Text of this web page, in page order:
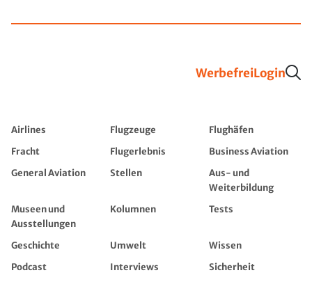
WerbefreiLogin
Airlines Flugzeuge
Flughäfen
Fracht
Flugerlebnis
Business Aviation
General Aviation
Stellen
Aus- und
Weiterbildung
Museen und
Ausstellungen
Kolumnen Tests
Geschichte Umwelt
Wissen
Podcast
Interviews
Sicherheit